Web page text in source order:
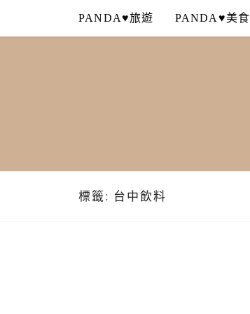
content
PANDA♥旅遊 PANDA♥美食
標籤: 台中飲料